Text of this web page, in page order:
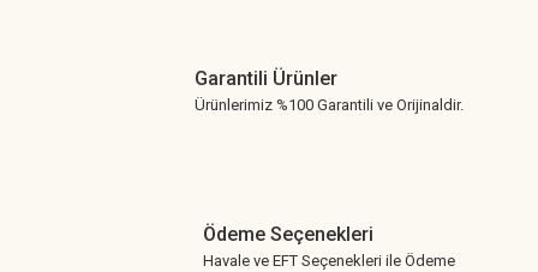
Garantili Ürünler
Ürünlerimiz %100 Garantili ve Orijinaldir.
Ödeme Seçenekleri
Havale ve EFT Seçenekleri ile Ödeme